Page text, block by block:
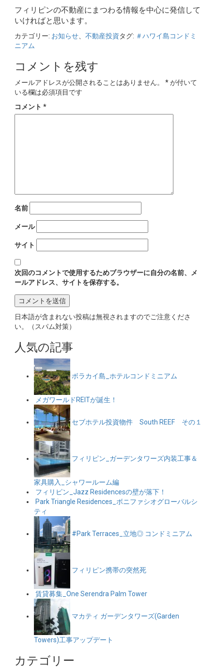
フィリピンの不動産にまつわる情報を中心に発信して
いければと思います。
カテゴリー: お知らせ 不動産投資タグ: ＃ハワイ島コンドミ
ニアム
コメントを残す
メールアドレスが公開されることはありません。 *が付いて
いる欄は必須項目です
コメント *
名前
メール
サイト
次回のコメントで使用するためブラウザーに自分の名前、メ
ールアドレス、サイトを保存する。
日本語が含まれない投稿は無視されますのでご注意くださ
い。（スパム対策）
人気の記事
ボラカイ島_ホテルコンドミニアム
メガワールドREITが誕生！
セブホテル投資物件 South REEF その１
フィリピン_ガーデンタワーズ内装工事＆
家具購入_シャワールーム編
フィリピン_Jazz Residencesの壁が落下！
Park Triangle Residences_ボニファシオグローバルシ
ティ
#Park Terraces_立地◎ コンドミニアム
フィリピン携帯の突然死
賃貸募集_One Serendra Palm Tower
マカティ ガーデンタワーズ(Garden
Towers)工事アップデート
カテゴリー